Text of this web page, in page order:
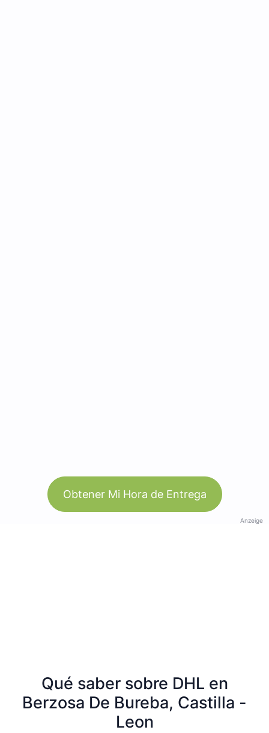
Obtener Mi Hora de Entrega
Anzeige
Qué saber sobre DHL en
Berzosa De Bureba, Castilla -
Leon